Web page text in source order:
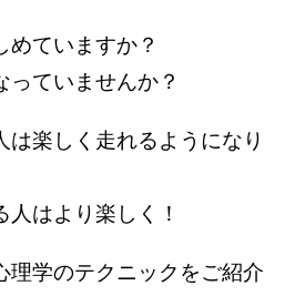
めていますか？
っていませんか？
は楽しく走れるようになり
はより楽しく！
理学のテクニックをご紹介